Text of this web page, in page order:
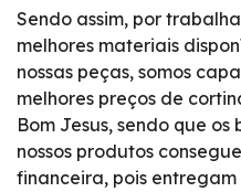
Sendo assim, por
melhores materiais
nossas peças, somos
melhores preços de
Bom Jesus, sendo que
nossos produtos
financeira, pois